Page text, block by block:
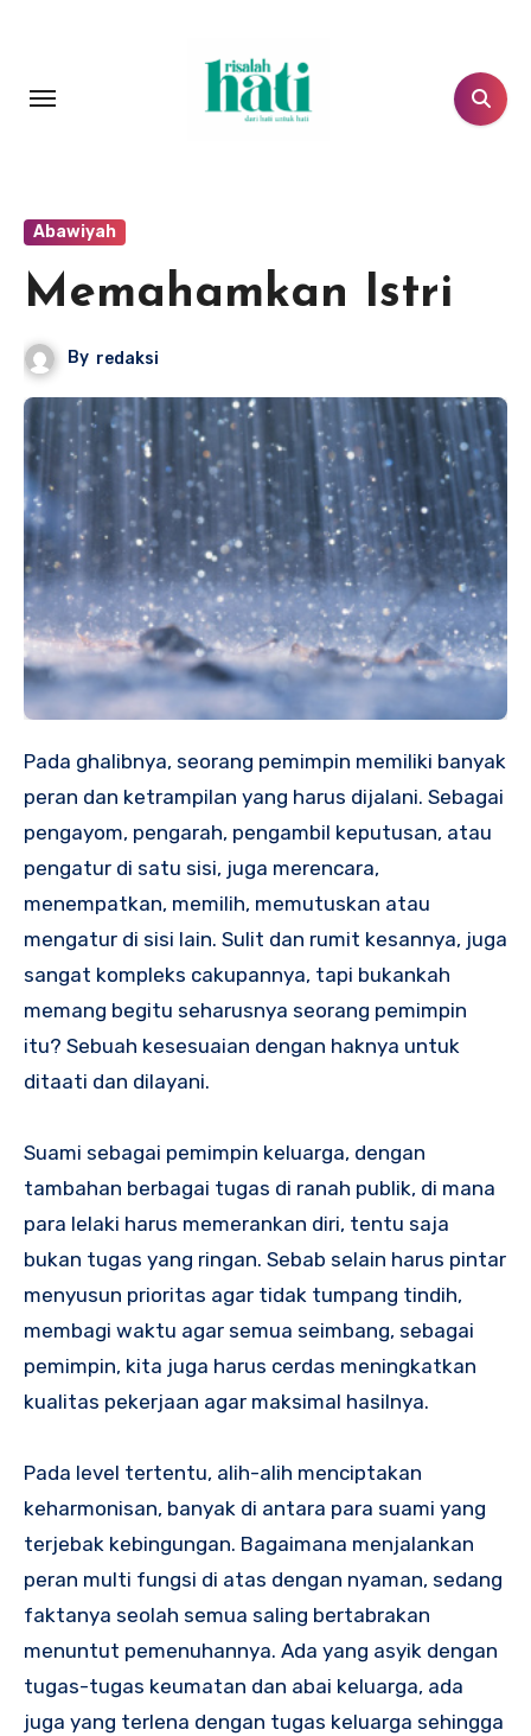
Abawiyah
Memahamkan Istri
By redaksi
Pada ghalibnya, seorang pemimpin memiliki banyak
peran dan ketrampilan yang harus dijalani. Sebagai
pengayom, pengarah, pengambil keputusan, atau
pengatur di satu sisi, juga merencara,
menempatkan, memilih, memutuskan atau
mengatur di sisi lain. Sulit dan rumit kesannya, juga
sangat kompleks cakupannya, tapi bukankah
memang begitu seharusnya seorang pemimpin
itu? Sebuah kesesuaian dengan haknya untuk
ditaati dan dilayani.
Suami sebagai pemimpin keluarga, dengan
tambahan berbagai tugas di ranah publik, di mana
para lelaki harus memerankan diri, tentu saja
bukan tugas yang ringan. Sebab selain harus pintar
menyusun prioritas agar tidak tumpang tindih,
membagi waktu agar semua seimbang, sebagai
pemimpin, kita juga harus cerdas meningkatkan
kualitas pekerjaan agar maksimal hasilnya.
Pada level tertentu, alih-alih menciptakan
keharmonisan, banyak di antara para suami yang
terjebak kebingungan. Bagaimana menjalankan
peran multi fungsi di atas dengan nyaman, sedang
faktanya seolah semua saling bertabrakan
menuntut pemenuhannya. Ada yang asyik dengan
tugas-tugas keumatan dan abai keluarga, ada
juga yang terlena dengan tugas keluarga sehingga